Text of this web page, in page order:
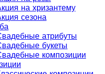
на хризантему
сезона
атрибуты
букеты
композиции